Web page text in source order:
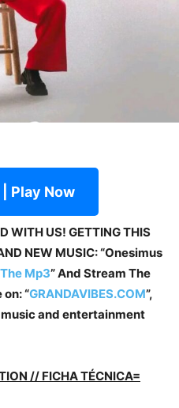
Play Now
WITH US! GETTING THIS
NEW MUSIC: “Onesimus
Mp3”And Stream The
“GRANDAVIBES.COM”,
and entertainment
// FICHA TÉCNICA=